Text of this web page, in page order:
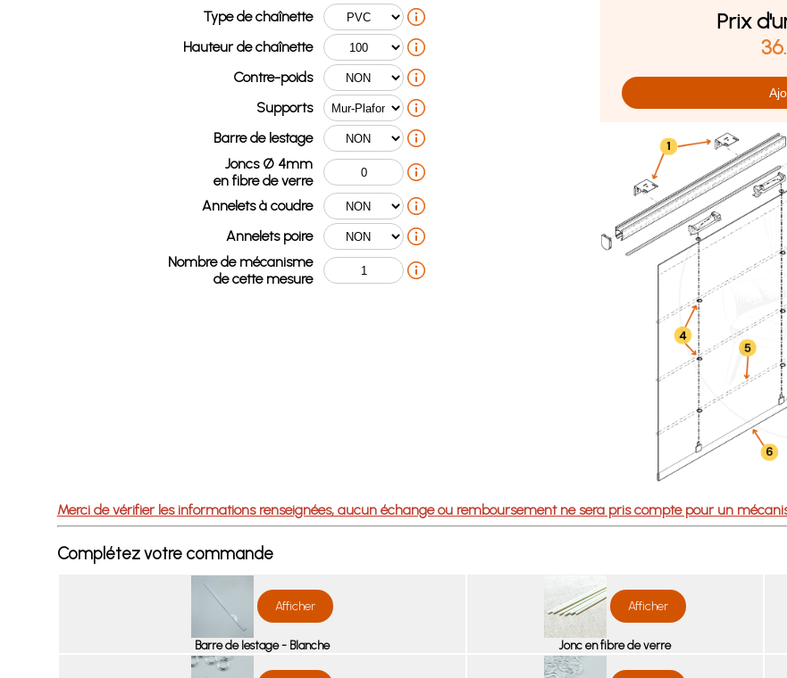
Type de chaînette
Hauteur de chaînette
Contre-poids
Supports
Barre de lestage
Joncs Ø 4mm
en fibre de verre
Annelets à coudre
Annelets poire
Nombre de mécanisme
de cette mesure
Prix
Merci de vérifier les informations renseignées, aucun échange ou remboursement ne sera pris compte pour un
Complétez votre commande
Afficher
Barre de lestage - Blanche
Afficher
Jonc en fibre de verre